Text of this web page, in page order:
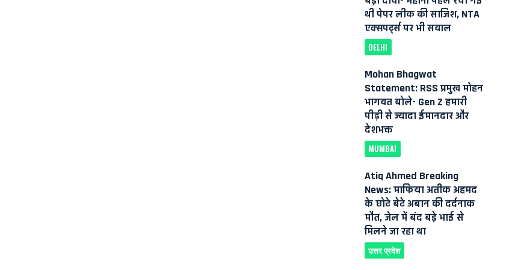
थी पेपर लीक की साजिश, NTA
एक्सपर्ट्स पर भी सवाल
DELHI
Mohan Bhagwat
Statement: RSS प्रमुख मोहन
भागवत बोले- Gen Z हमारी
पीढ़ी से ज्यादा ईमानदार और
देशभक्त
MUMBAI
Atiq Ahmed Breaking
News: माफिया अतीक अहमद
के छोटे बेटे अबान की दर्दनाक
मौत, जेल में बंद बड़े भाई से
मिलने जा रहा था
उत्तर प्रदेश